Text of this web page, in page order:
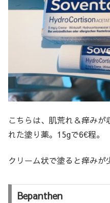
こちらは、肌荒れ＆痒み
れた塗り薬。15gで6€程。
クリーム状で塗ると痒みが
Bepanthen